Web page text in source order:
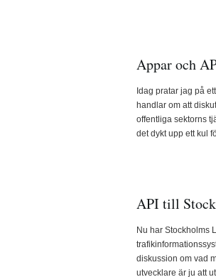
Appar och
Idag pratar jag på
handlar om att
offentliga sektorns
det dykt upp ett kul
API till
Nu har Stockholms
diskussion om vad
utvecklare är ju att